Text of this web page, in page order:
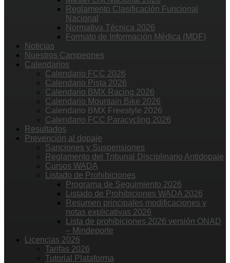
Reglamento Clasificación Funcional
Nacional
Normativa Técnica 2026
Formato de Información Médica (MDF)
Noticias
Nuestros Campeones
Calendarios
Calendario FCC 2026
Calendario Pista 2026
Calendario BMX Racing 2026
Calendario Mountain Bike 2026
Calendario BMX Freestyle 2026
Calendario FCC Paracycling 2026
Resultados
Prevención al dopaje
Sanciones y Suspensiones
Reglamento del Tribunal Disciplinario Antidopaje
Cursos WADA
Listado de Prohibiciones
Programa de Seguimiento 2026
Listado de Prohibiciones WADA 2026
Resumen principales modificaciones y
notas explicativas 2026
Lista de prohibiciones 2026 versión ONAD
– Mindeporte
Licencias 2026
Tarifas 2026
Tutorial Plataforma